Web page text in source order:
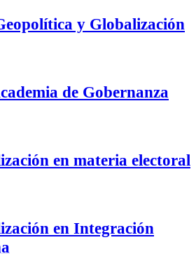
y Globalización
de Gobernanza
en materia electoral
en Integración